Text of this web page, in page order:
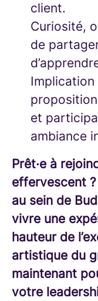
client.
Curiosité,
de
Implication
et
ambiance
Prêt·e à
effervescent
au sein de
vivre une
hauteur de
artistique du
maintenant
votre